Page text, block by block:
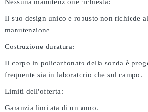
Nessuna manutenzione richiesta:
Il suo design unico e robusto non richiede
manutenzione.
Costruzione duratura:
Il corpo in policarbonato della sonda è
frequente sia in laboratorio che sul campo.
Limiti dell'offerta:
Garanzia limitata di un anno.